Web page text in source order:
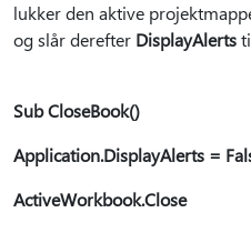
lukker den aktive
og slår derefter DisplayAlerts
Sub CloseBook()
Application.DisplayAlerts =
ActiveWorkbook.Close